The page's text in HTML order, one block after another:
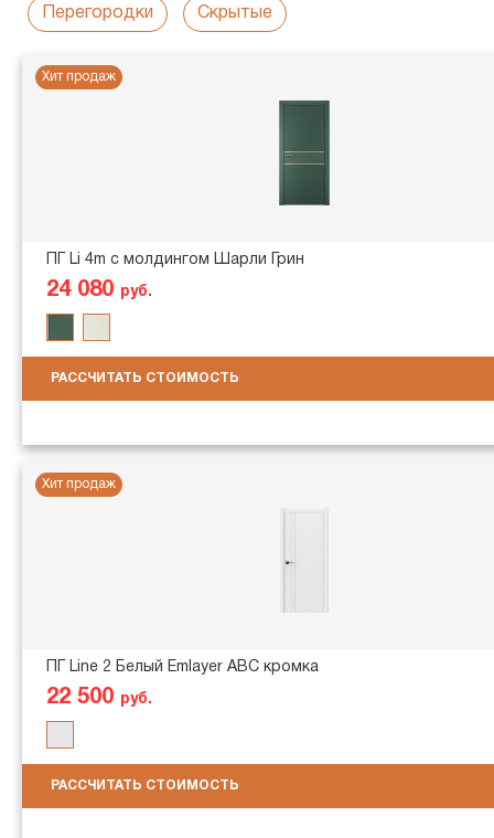
Перегородки Скрытые
Хит продаж
ПГ Li 4m с молдингом Шарли Грин
24 080 руб.
РАССЧИТАТЬ СТОИМОСТЬ
Хит продаж
ПГ Line 2 Белый Emlayer АВС кромка
22 500 руб.
РАССЧИТАТЬ СТОИМОСТЬ